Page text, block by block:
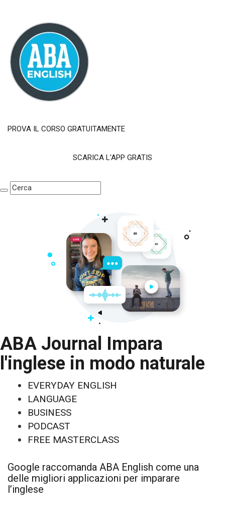
PROVA IL CORSO GRATUITAMENTE
SCARICA L'APP GRATIS
ABA Journal Impara
l'inglese in modo naturale
EVERYDAY ENGLISH
LANGUAGE
BUSINESS
PODCAST
FREE MASTERCLASS
Google raccomanda ABA English come una
delle migliori applicazioni per imparare
l’inglese